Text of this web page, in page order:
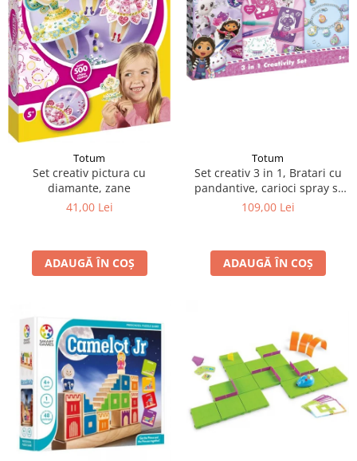
Totum
Set creativ pictura cu
diamante, zane
41,00 Lei
ADAUGĂ ÎN COȘ
Totum
Set creativ 3 in 1, Bratari cu
pandantive, carioci spray si
diamont painting, Gabby's
109,00 Lei
ADAUGĂ ÎN COȘ